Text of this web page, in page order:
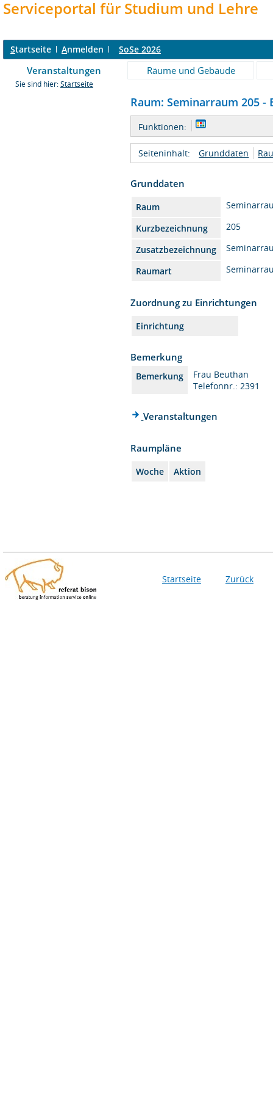
Serviceportal für Studium und Lehre
Startseite Anmelden SoSe 2026
Veranstaltungen Räume und Gebäude
Sie sind hier: Startseite
Raum: Seminarraum 205 -
Funktionen:
Seiteninhalt: Grunddaten
Grunddaten
Raum
Kurzbezeichnung
205
Zusatzbezeichnung
Raumart
Zuordnung zu Einrichtungen
Einrichtung
Bemerkung
Bemerkung
Frau Beuthan
Telefonnr.: 2391
Veranstaltungen
Raumpläne
Woche Aktion
Startseite Zurück